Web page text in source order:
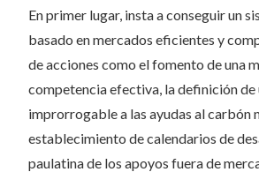
En primer lugar, insta a conseguir un
basado en mercados eficientes y
de acciones como el fomento de una
competencia efectiva, la definición de
improrrogable a las ayudas al carbón
establecimiento de calendarios de
paulatina de los apoyos fuera de